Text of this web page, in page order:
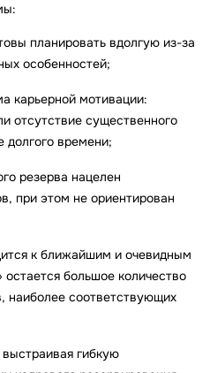
планировать вдолгую из-за
особенностей;
карьерной мотивации:
отсутствие существенного
долгого времени;
резерва нацелен
при этом не ориентирован
к ближайшим и очевидным
большое количество
наиболее соответствующих
гибкую